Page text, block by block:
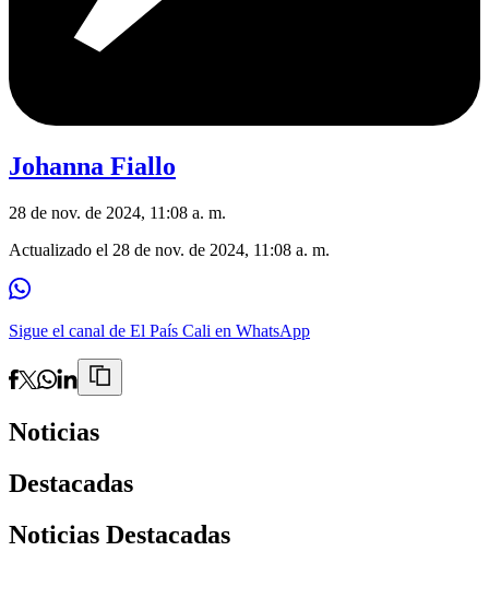
Johanna Fiallo
28 de nov. de 2024, 11:08 a. m.
Actualizado el 28 de nov. de 2024, 11:08 a. m.
Sigue el canal de El País Cali en WhatsApp
Noticias
Destacadas
Noticias Destacadas